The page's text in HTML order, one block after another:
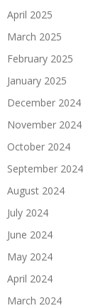
April 2025
March 2025
February 2025
January 2025
December 2024
November 2024
October 2024
September 2024
August 2024
July 2024
June 2024
May 2024
April 2024
March 2024